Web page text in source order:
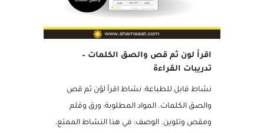
اقرأ لون ثم قص والصق الكلمات –
تدريبات القراءة
نشاط قابل للطباعة: نشاط اقرأ لوّن ثم قص